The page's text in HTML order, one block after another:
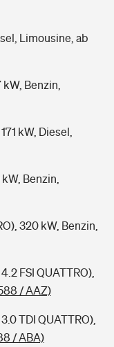
Limousine, ab
Benzin,
kW, Diesel,
Benzin,
320 kW, Benzin,
FSI QUATTRO),
/ AAZ)
TDI QUATTRO),
/ ABA)